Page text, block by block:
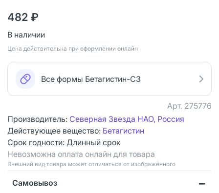
482 ₽
В наличии
Цена действительна при оформлении онлайн
Все формы Бетагистин-СЗ
Арт. 275776
Производитель: Северная Звезда НАО, Россия
Действующее вещество: Бетагистин
Срок годности: Длинный срок
Невозможна оплата онлайн для товара
Bнешний вид товара может отличаться от изображённого
Самовывоз